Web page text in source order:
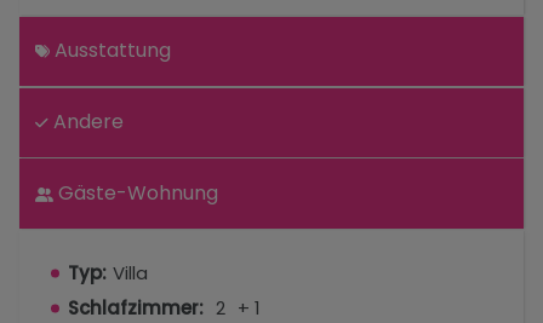
Ausstattung
Andere
Gäste-Wohnung
Typ: Villa
Schlafzimmer: 2 + 1